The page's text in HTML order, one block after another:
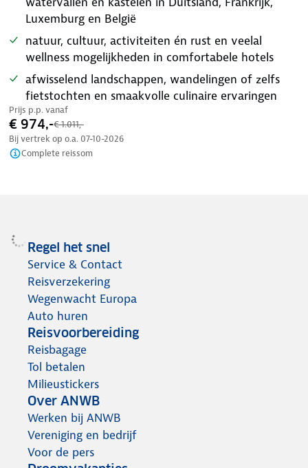
Luxemburg en België
natuur, cultuur, activiteiten én rust en veelal
wellness mogelijkheden in comfortabele hotels
afwisselend landschappen, wandelingen of zelfs
fietstochten en smaakvolle culinaire ervaringen
Prijs p.p. vanaf
€ 974,-€ 1.011,-
Bij vertrek op o.a. 07-10-2026
Complete reissom
Regel het snel
Service & Contact
Reisverzekering
Wegenwacht Europa
Auto huren
Reisvoorbereiding
Reisbagage
Tol betalen
Milieustickers
Over ANWB
Werken bij ANWB
Vereniging en bedrijf
Voor de pers